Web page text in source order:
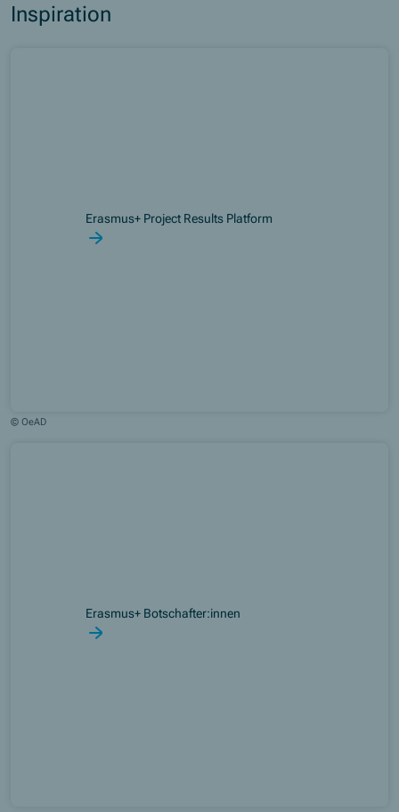
Inspiration
Erasmus+ Project Results Platform
© OeAD
Erasmus+ Botschafter:innen